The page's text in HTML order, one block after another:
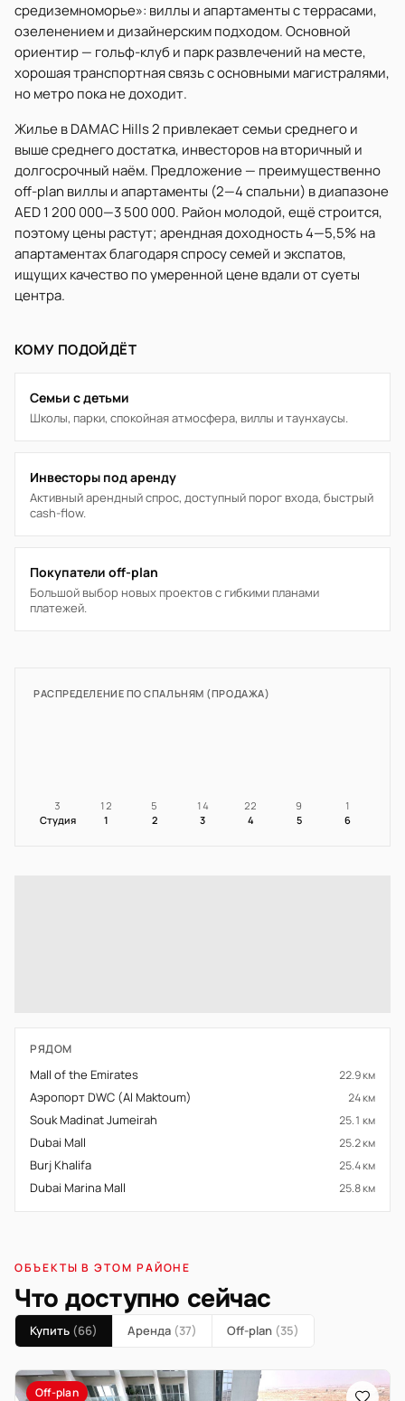
средиземноморье»: виллы и апартаменты с террасами,
озеленением и дизайнерским подходом. Основной
ориентир — гольф-клуб и парк развлечений на месте,
хорошая транспортная связь с основными магистралями,
но метро пока не доходит.
Жилье в DAMAC Hills 2 привлекает семьи среднего и
выше среднего достатка, инвесторов на вторичный и
долгосрочный наём. Предложение — преимущественно
off-plan виллы и апартаменты (2—4 спальни) в диапазоне
AED 1 200 000—3 500 000. Район молодой, ещё строится,
поэтому цены растут; арендная доходность 4—5,5% на
апартаментах благодаря спросу семей и экспатов,
ищущих качество по умеренной цене вдали от суеты
центра.
КОМУ ПОДОЙДЁТ
Семьи с детьми
Школы, парки, спокойная атмосфера, виллы и таунхаусы.
Инвесторы под аренду
Активный арендный спрос, доступный порог входа, быстрый
cash-flow.
Покупатели off-plan
Большой выбор новых проектов с гибкими планами
платежей.
РАСПРЕДЕЛЕНИЕ ПО СПАЛЬНЯМ (ПРОДАЖА)
3
Студия
12
1
5
2
14
3
22
4
9
5
1
6
РЯДОМ
Mall of the Emirates 22.9 км
Аэропорт DWC (Al Maktoum) 24 км
Souk Madinat Jumeirah 25.1 км
Dubai Mall 25.2 км
Burj Khalifa 25.4 км
Dubai Marina Mall 25.8 км
ОБЪЕКТЫ В ЭТОМ РАЙОНЕ
Что доступно сейчас
Купить (66) Аренда (37) Off-plan (35)
Off-plan